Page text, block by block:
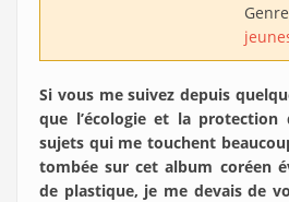
Si vous me suivez depuis
que l’écologie et la protection
sujets qui me touchent
tombée sur cet album coréen
de plastique, je me devais de